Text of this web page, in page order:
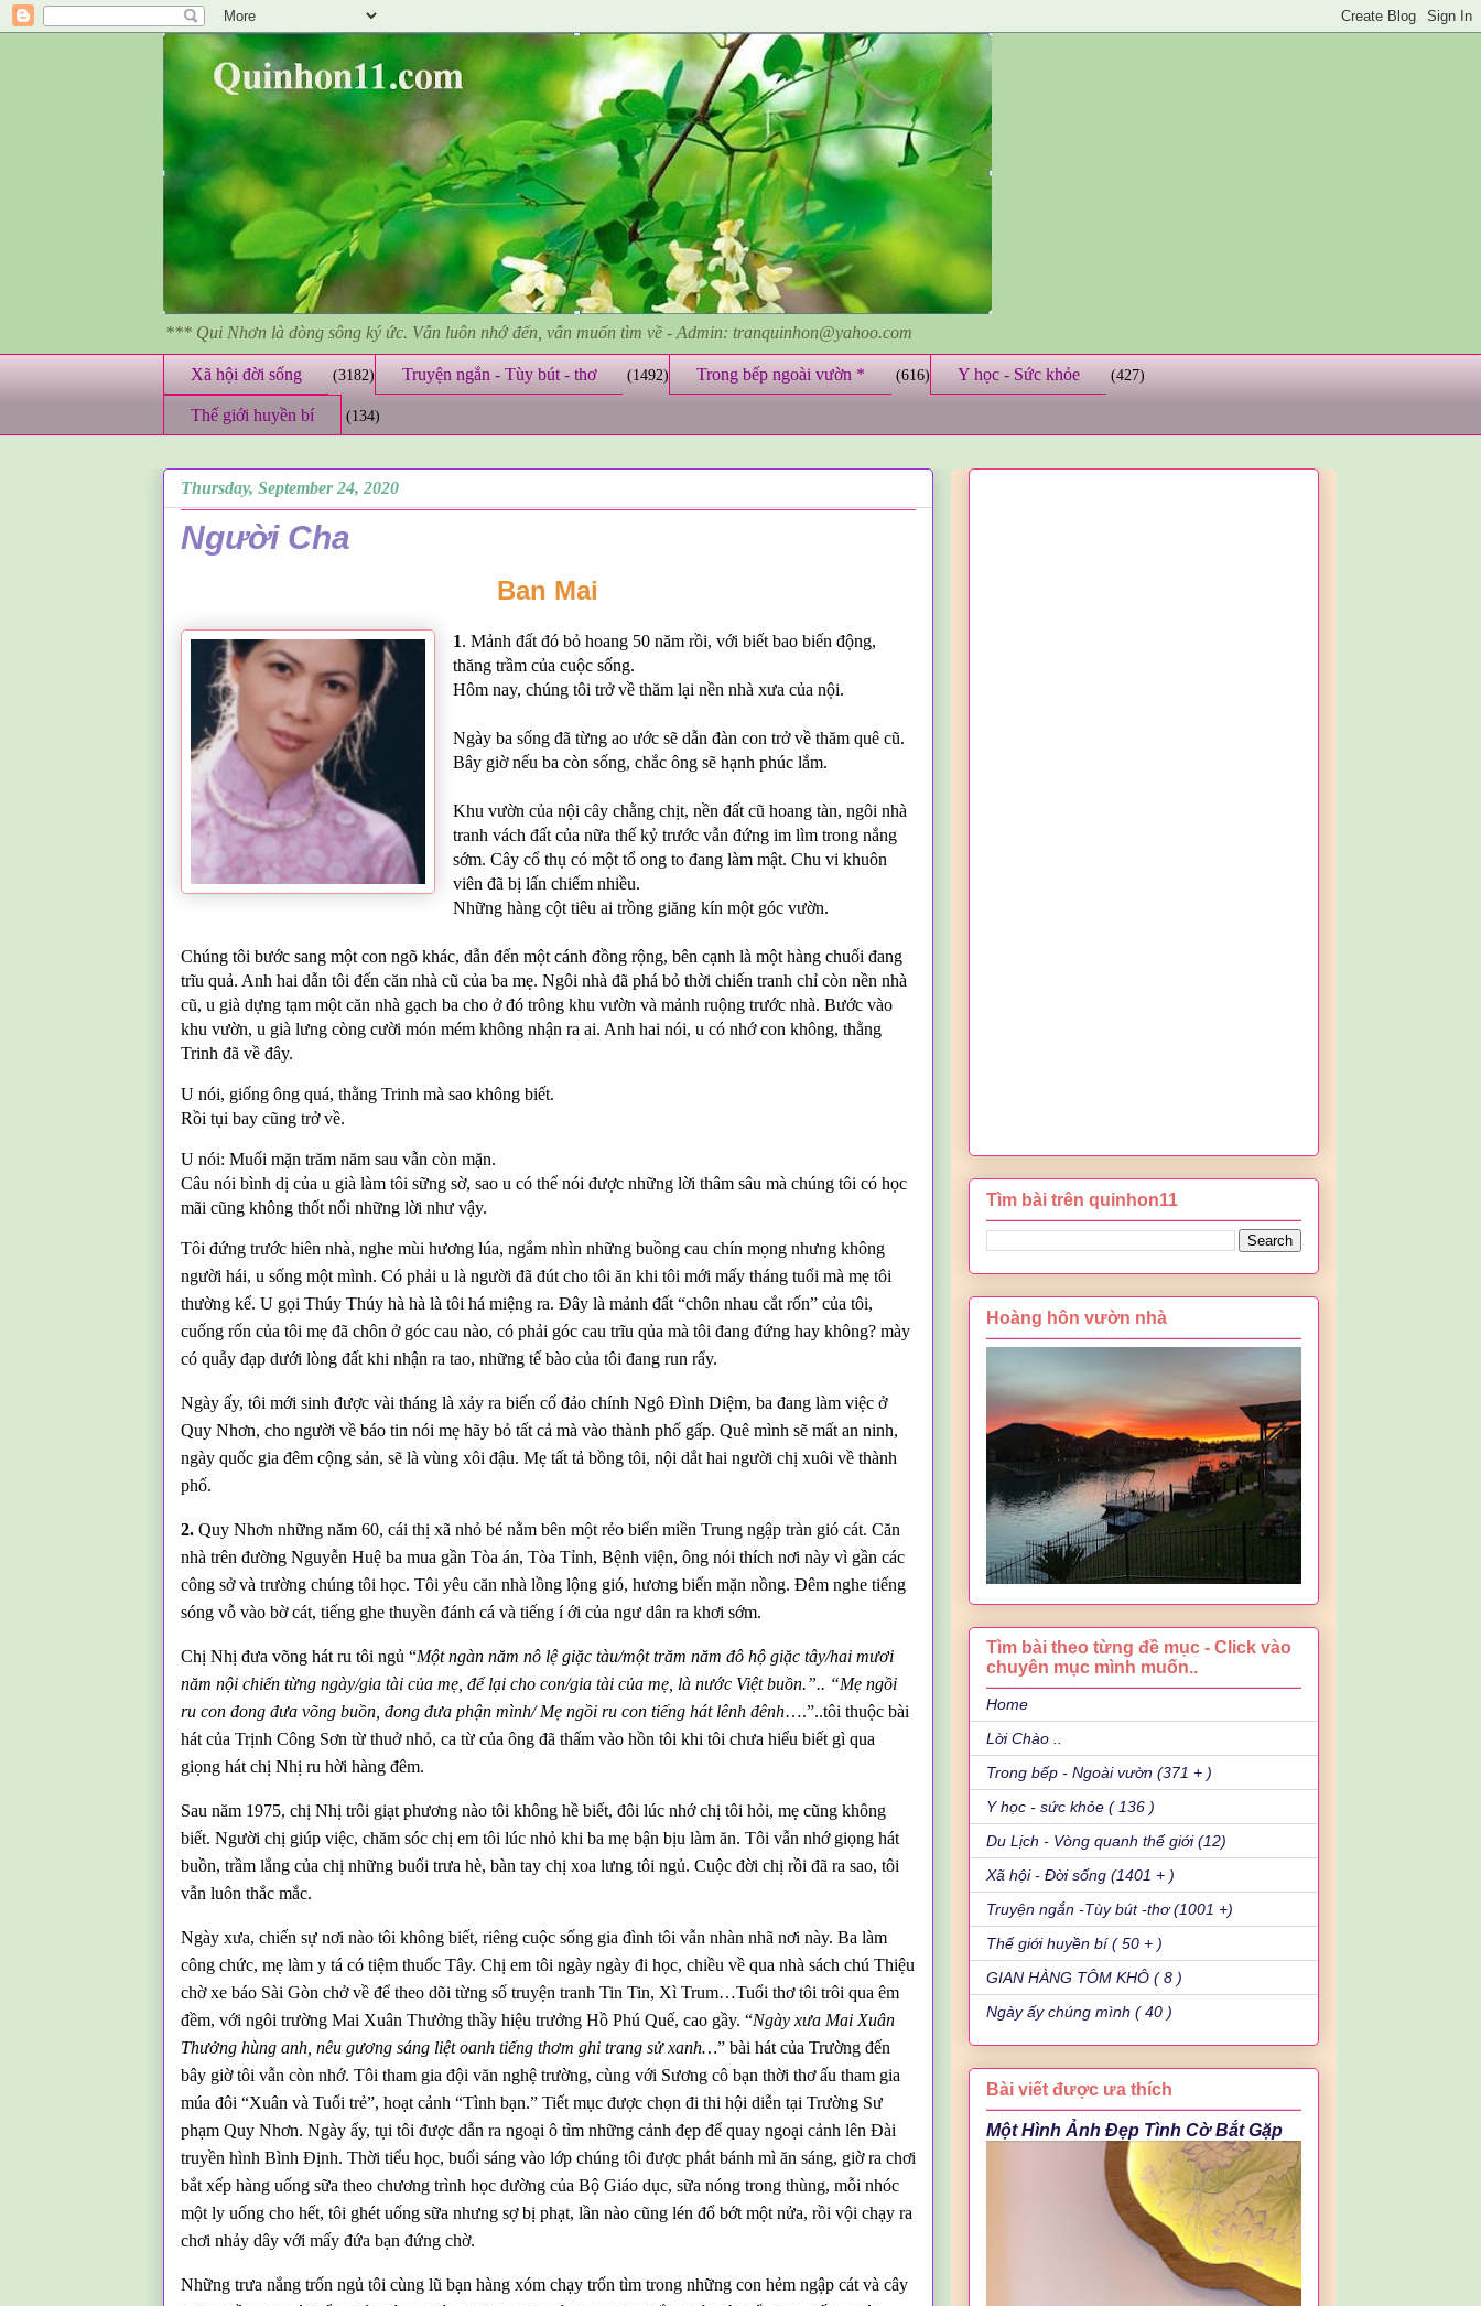
*** Qui Nhơn là dòng sông ký ức. Vẫn luôn nhớ đến, vẫn muốn tìm về - Admin: tranquinhon@yahoo.com
Xã hội đời sống (3182) Truyện ngắn - Tùy bút - thơ (1492) Trong bếp ngoài vườn * (616) Y học - Sức khỏe (427)
Thế giới huyền bí (134)
Thursday, September 24, 2020
Người Cha
Ban Mai
1. Mảnh đất đó bỏ hoang 50 năm rồi, với biết bao biến động,
thăng trầm của cuộc sống.
Hôm nay, chúng tôi trở về thăm lại nền nhà xưa của nội.
Ngày ba sống đã từng ao ước sẽ dẫn đàn con trở về thăm quê cũ.
Bây giờ nếu ba còn sống, chắc ông sẽ hạnh phúc lắm.
Khu vườn của nội cây chằng chịt, nền đất cũ hoang tàn, ngôi nhà
tranh vách đất của nữa thế kỷ trước vẫn đứng im lìm trong nắng
sớm. Cây cổ thụ có một tổ ong to đang làm mật. Chu vi khuôn
viên đã bị lấn chiếm nhiều.
Những hàng cột tiêu ai trồng giăng kín một góc vườn.
Chúng tôi bước sang một con ngõ khác, dẫn đến một cánh đồng rộng, bên cạnh là một hàng chuối đang
trĩu quả. Anh hai dẫn tôi đến căn nhà cũ của ba mẹ. Ngôi nhà đã phá bỏ thời chiến tranh chỉ còn nền nhà
cũ, u già dựng tạm một căn nhà gạch ba cho ở đó trông khu vườn và mảnh ruộng trước nhà. Bước vào
khu vườn, u già lưng còng cười món mém không nhận ra ai. Anh hai nói, u có nhớ con không, thằng
Trinh đã về đây.
U nói, giống ông quá, thằng Trinh mà sao không biết.
Rồi tụi bay cũng trở về.
U nói: Muối mặn trăm năm sau vẫn còn mặn.
Câu nói bình dị của u già làm tôi sững sờ, sao u có thể nói được những lời thâm sâu mà chúng tôi có học
mãi cũng không thốt nổi những lời như vậy.
Tôi đứng trước hiên nhà, nghe mùi hương lúa, ngắm nhìn những buồng cau chín mọng nhưng không
người hái, u sống một mình. Có phải u là người đã đút cho tôi ăn khi tôi mới mấy tháng tuổi mà mẹ tôi
thường kể. U gọi Thúy Thúy hà hà là tôi há miệng ra. Đây là mảnh đất “chôn nhau cắt rốn” của tôi,
cuống rốn của tôi mẹ đã chôn ở góc cau nào, có phải góc cau trĩu qủa mà tôi đang đứng hay không? mày
có quẫy đạp dưới lòng đất khi nhận ra tao, những tế bào của tôi đang run rẩy.
Ngày ấy, tôi mới sinh được vài tháng là xảy ra biến cố đảo chính Ngô Đình Diệm, ba đang làm việc ở
Quy Nhơn, cho người về báo tin nói mẹ hãy bỏ tất cả mà vào thành phố gấp. Quê mình sẽ mất an ninh,
ngày quốc gia đêm cộng sản, sẽ là vùng xôi đậu. Mẹ tất tả bồng tôi, nội dắt hai người chị xuôi về thành
phố.
2.Quy Nhơn những năm 60, cái thị xã nhỏ bé nằm bên một rẻo biển miền Trung ngập tràn gió cát. Căn
nhà trên đường Nguyễn Huệ ba mua gần Tòa án, Tòa Tỉnh, Bệnh viện, ông nói thích nơi này vì gần các
công sở và trường chúng tôi học. Tôi yêu căn nhà lồng lộng gió, hương biển mặn nồng. Đêm nghe tiếng
sóng vỗ vào bờ cát, tiếng ghe thuyền đánh cá và tiếng í ới của ngư dân ra khơi sớm.
Chị Nhị đưa võng hát ru tôi ngủ “Một ngàn năm nô lệ giặc tàu/một trăm năm đô hộ giặc tây/hai mươi
năm nội chiến từng ngày/gia tài của mẹ, để lại cho con/gia tài của mẹ, là nước Việt buồn.”.. “Mẹ ngồi
ru con đong đưa võng buồn, đong đưa phận mình/ Mẹ ngồi ru con tiếng hát lênh đênh….”..tôi thuộc bài
hát của Trịnh Công Sơn từ thuở nhỏ, ca từ của ông đã thấm vào hồn tôi khi tôi chưa hiểu biết gì qua
giọng hát chị Nhị ru hời hàng đêm.
Sau năm 1975, chị Nhị trôi giạt phương nào tôi không hề biết, đôi lúc nhớ chị tôi hỏi, mẹ cũng không
biết. Người chị giúp việc, chăm sóc chị em tôi lúc nhỏ khi ba mẹ bận bịu làm ăn. Tôi vẫn nhớ giọng hát
buồn, trầm lắng của chị những buổi trưa hè, bàn tay chị xoa lưng tôi ngủ. Cuộc đời chị rồi đã ra sao, tôi
vẫn luôn thắc mắc.
Ngày xưa, chiến sự nơi nào tôi không biết, riêng cuộc sống gia đình tôi vẫn nhàn nhã nơi này. Ba làm
công chức, mẹ làm y tá có tiệm thuốc Tây. Chị em tôi ngày ngày đi học, chiều về qua nhà sách chú Thiệu
chờ xe báo Sài Gòn chở về để theo dõi từng số truyện tranh Tin Tin, Xì Trum…Tuổi thơ tôi trôi qua êm
đềm, với ngôi trường Mai Xuân Thưởng thầy hiệu trưởng Hồ Phú Quế, cao gầy. “Ngày xưa Mai Xuân
Thưởng hùng anh, nêu gương sáng liệt oanh tiếng thơm ghi trang sử xanh…” bài hát của Trường đến
bây giờ tôi vẫn còn nhớ. Tôi tham gia đội văn nghệ trường, cùng với Sương cô bạn thời thơ ấu tham gia
múa đôi “Xuân và Tuổi trẻ”, hoạt cảnh “Tình bạn.” Tiết mục được chọn đi thi hội diễn tại Trường Sư
phạm Quy Nhơn. Ngày ấy, tụi tôi được dẫn ra ngoại ô tìm những cảnh đẹp để quay ngoại cảnh lên Đài
truyền hình Bình Định. Thời tiểu học, buổi sáng vào lớp chúng tôi được phát bánh mì ăn sáng, giờ ra chơi
bắt xếp hàng uống sữa theo chương trình học đường của Bộ Giáo dục, sữa nóng trong thùng, mỗi nhóc
một ly uống cho hết, tôi ghét uống sữa nhưng sợ bị phạt, lần nào cũng lén đổ bớt một nửa, rồi vội chạy ra
chơi nhảy dây với mấy đứa bạn đứng chờ.
Những trưa nắng trốn ngủ tôi cùng lũ bạn hàng xóm chạy trốn tìm trong những con hẻm ngập cát và cây
Tìm bài trên quinhon11
Hoàng hôn vườn nhà
Tìm bài theo từng đề mục - Click vào
chuyên mục mình muốn..
Home
Lời Chào ..
Trong bếp - Ngoài vườn (371 + )
Y học - sức khỏe ( 136 )
Du Lịch - Vòng quanh thế giới (12)
Xã hội - Đời sống (1401 + )
Truyện ngắn -Tùy bút -thơ (1001 +)
Thế giới huyền bí ( 50 + )
GIAN HÀNG TÔM KHÔ ( 8 )
Ngày ấy chúng mình ( 40 )
Bài viết được ưa thích
Một Hình Ảnh Đẹp Tình Cờ Bắt Gặp